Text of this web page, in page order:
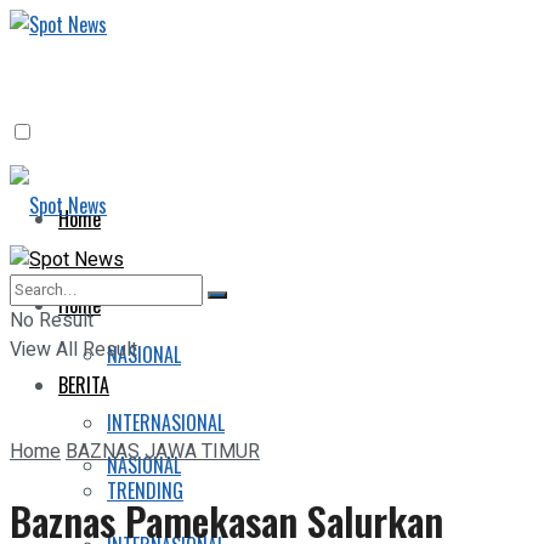
Home
BERITA
NASIONAL
INTERNASIONAL
TRENDING
Home
BERITA
NASIONAL
No Result
View All Result
HomeBAZNAS JAWA TIMUR
Baznas Pamekasan Salurkan